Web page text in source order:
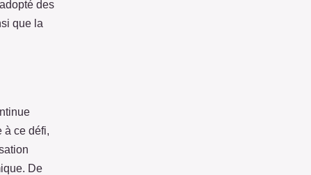
des
que la
à ce défi,
De